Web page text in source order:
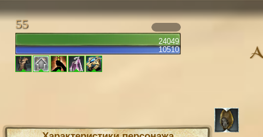
24049
10510
55